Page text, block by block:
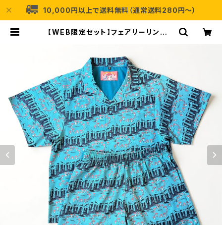
10,000円以上で送料無料（通常送料280円〜）
【WEB限定セット】フェアリーリングセ